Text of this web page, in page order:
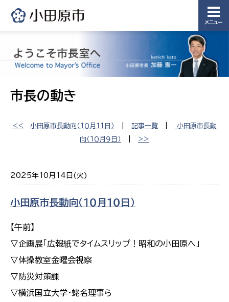
メニュー
市長の動き
<< 小田原市長動向（１０月１１日） 記事一覧
小田原市長動
向（１０月９日）
>>
2025年10月14日(火)
小田原市長動向（１０月１０日）
【午前】
▽企画展「広報紙でタイムスリップ！昭和の小田原へ」
▽体操教室金曜会視察
▽防災対策課
▽横浜国立大学・蛯名理事ら